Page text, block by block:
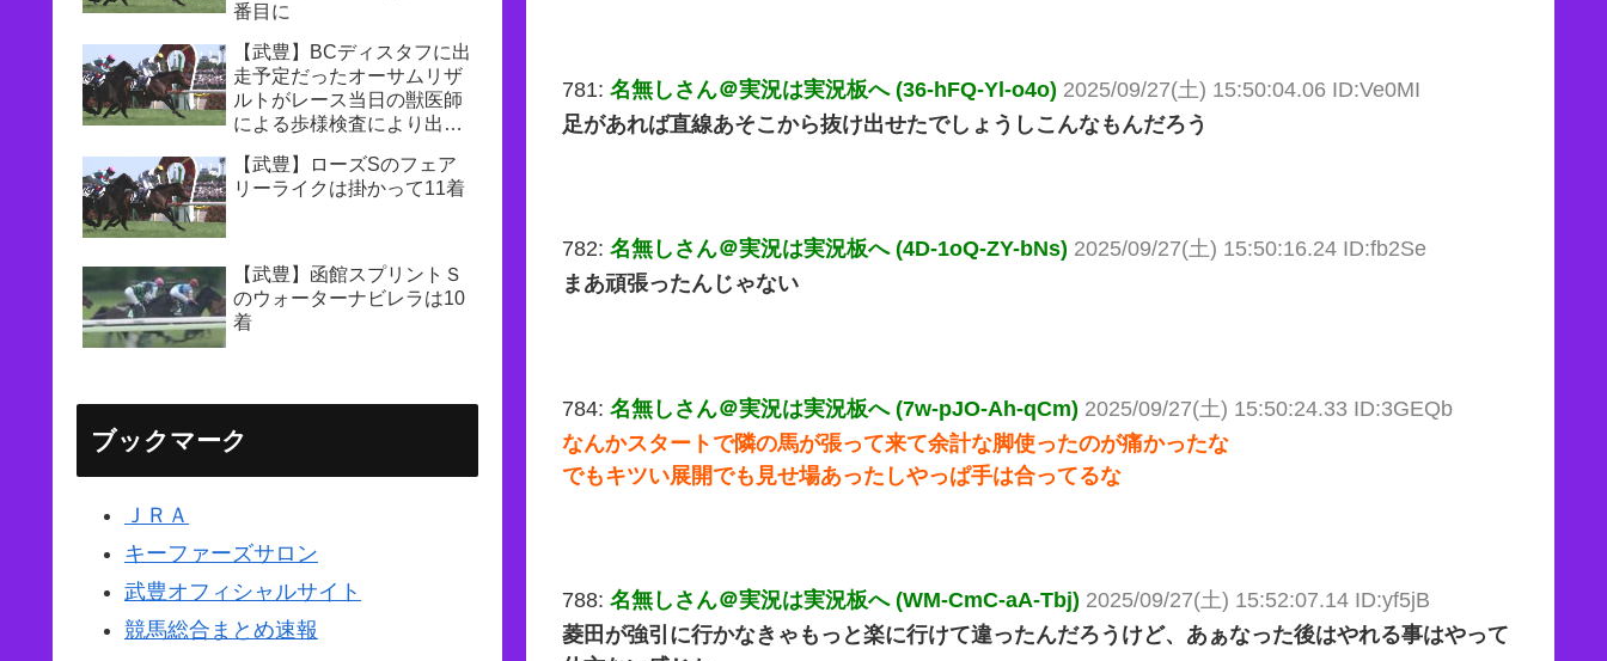
781: 名無しさん＠実況は実況板へ (36-hFQ-Yl-o4o) 2025/09/27(土) 15:50:04.06 ID:Ve0MI
足があれば直線あそこから抜け出せたでしょうしこんなもんだろう
782: 名無しさん＠実況は実況板へ (4D-1oQ-ZY-bNs) 2025/09/27(土) 15:50:16.24 ID:fb2Se
まあ頑張ったんじゃない
784: 名無しさん＠実況は実況板へ (7w-pJO-Ah-qCm) 2025/09/27(土) 15:50:24.33 ID:3GEQb
なんかスタートで隣の馬が張って来て余計な脚使ったのが痛かったな
でもキツい展開でも見せ場あったしやっぱ手は合ってるな
788: 名無しさん＠実況は実況板へ (WM-CmC-aA-Tbj) 2025/09/27(土) 15:52:07.14 ID:yf5jB
菱田が強引に行かなきゃもっと楽に行けて違ったんだろうけど、あぁなった後はやれる事はやって
番目に
【武豊】BCディスタフに出
走予定だったオーサムリザ
ルトがレース当日の獣医師
による歩様検査により出走
ドアンナが逃げ切りV
【武豊】ローズSのフェア
リーライクは掛かって11着
【武豊】函館スプリントＳ
のウォーターナビレラは10
着
ブックマーク
ＪＲＡ
キーファーズサロン
武豊オフィシャルサイト
競馬総合まとめ速報